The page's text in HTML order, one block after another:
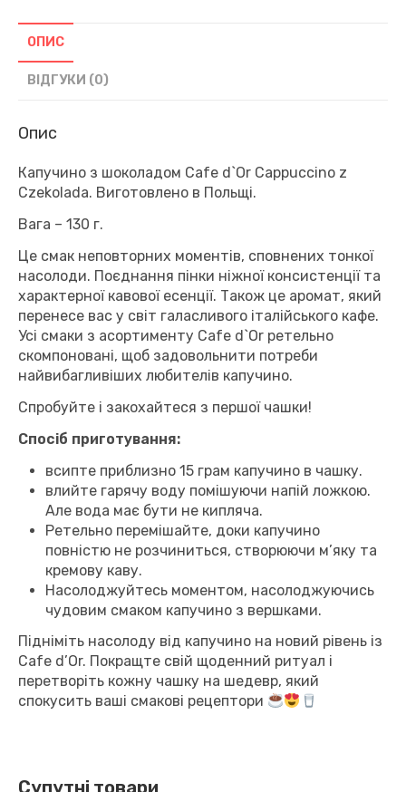
ОПИС
ВІДГУКИ (0)
Опис
Капучино з шоколадом Cafe d`Or Cappuccino z
Czekolada. Виготовлено в Польщі.
Вага – 130 г.
Це смак неповторних моментів, сповнених тонкої
насолоди. Поєднання пінки ніжної консистенції та
характерної кавової есенції. Також це аромат, який
перенесе вас у світ галасливого італійського кафе.
Усі смаки з асортименту Cafe d`Or ретельно
скомпоновані, щоб задовольнити потреби
найвибагливіших любителів капучино.
Спробуйте і закохайтеся з першої чашки!
Спосіб приготування:
всипте приблизно 15 грам капучино в чашку.
влийте гарячу воду помішуючи напій ложкою.
Але вода має бути не кипляча.
Ретельно перемішайте, доки капучино
повністю не розчиниться, створюючи м’яку та
кремову каву.
Насолоджуйтесь моментом, насолоджуючись
чудовим смаком капучино з вершками.
Підніміть насолоду від капучино на новий рівень із
Cafe d’Or. Покращте свій щоденний ритуал і
перетворіть кожну чашку на шедевр, який
спокусить ваші смакові рецептори
Супутні товари